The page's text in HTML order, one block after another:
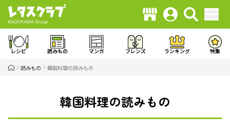
レシピ 読みもの マンガ フレンズ ランキング 特集
読みもの 韓国料理の読みもの
韓国料理の読みもの